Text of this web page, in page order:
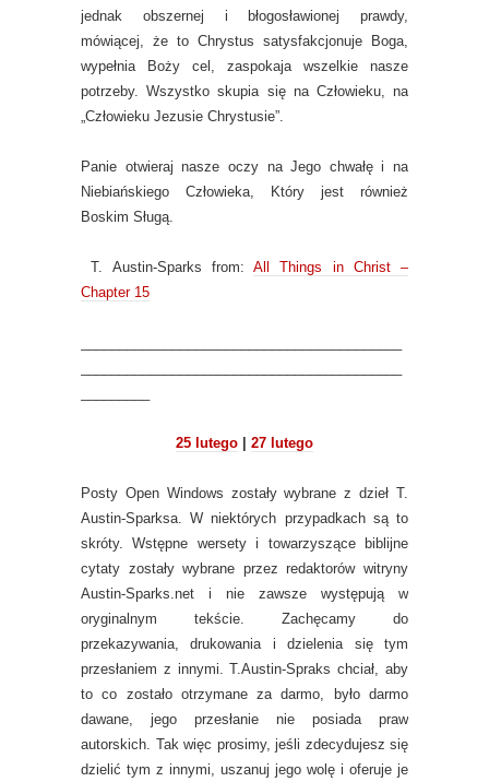
jednak obszernej i błogosławionej prawdy,
mówiącej, że to Chrystus satysfakcjonuje Boga,
wypełnia Boży cel, zaspokaja wszelkie nasze
potrzeby. Wszystko skupia się na Człowieku, na
„Człowieku Jezusie Chrystusie”.
Panie otwieraj nasze oczy na Jego chwałę i na
Niebiańskiego Człowieka, Który jest również
Boskim Sługą.
T. Austin-Sparks from: All Things in Christ –
Chapter 15
25 lutego | 27 lutego
Posty Open Windows zostały wybrane z dzieł T.
Austin-Sparksa. W niektórych przypadkach są to
skróty. Wstępne wersety i towarzyszące biblijne
cytaty zostały wybrane przez redaktorów witryny
Austin-Sparks.net i nie zawsze występują w
oryginalnym tekście. Zachęcamy do
przekazywania, drukowania i dzielenia się tym
przesłaniem z innymi. T.Austin-Spraks chciał, aby
to co zostało otrzymane za darmo, było darmo
dawane, jego przesłanie nie posiada praw
autorskich. Tak więc prosimy, jeśli zdecydujesz się
dzielić tym z innymi, uszanuj jego wolę i oferuje je